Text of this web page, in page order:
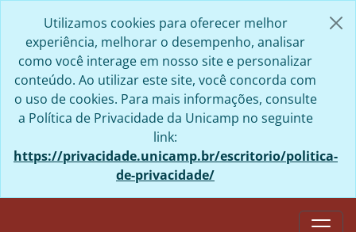
Utilizamos cookies para oferecer melhor
experiência, melhorar o desempenho, analisar
como você interage em nosso site e personalizar
conteúdo. Ao utilizar este site, você concorda com
o uso de cookies. Para mais informações, consulte
a Política de Privacidade da Unicamp no seguinte
link:
https://privacidade.unicamp.br/escritorio/politica-
de-privacidade/